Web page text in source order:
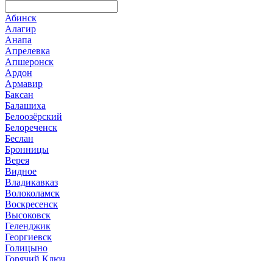
Абинск
Алагир
Анапа
Апрелевка
Апшеронск
Ардон
Армавир
Баксан
Балашиха
Белоозёрский
Белореченск
Беслан
Бронницы
Верея
Видное
Владикавказ
Волоколамск
Воскресенск
Высоковск
Геленджик
Георгиевск
Голицыно
Горячий Ключ